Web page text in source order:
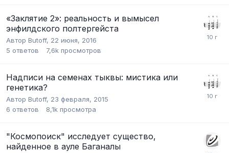
«Заклятие 2»: реальность и вымысел
энфилдского полтергейста
Автор Butoff, 22 июня, 2016
5 ответов 7,6k просмотров
Надписи на семенах тыквы: мистика или
генетика?
Автор Butoff, 23 февраля, 2015
6 ответов 8,1k просмотра
"Космопоиск" исследует существо,
найденное в ауле Баганалы